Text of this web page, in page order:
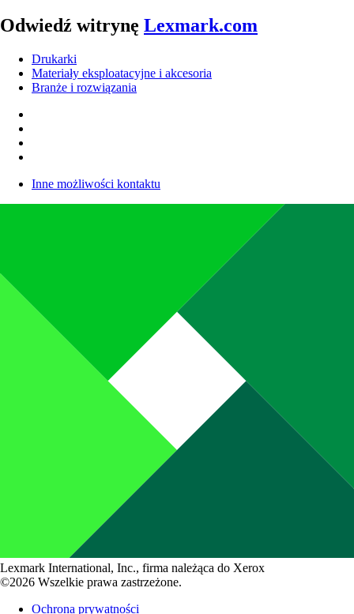
Odwiedź witrynę Lexmark.com
Drukarki
Materiały eksploatacyjne i akcesoria
Branże i rozwiązania
Inne możliwości kontaktu
Lexmark International, Inc., firma należąca do Xerox
©2026 Wszelkie prawa zastrzeżone.
Ochrona prywatności